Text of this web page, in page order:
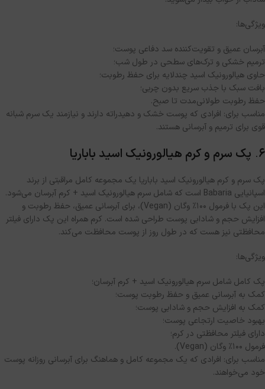
ویژگی‌ها:
آبرسان عمیق و تقویت‌کننده سد دفاعی پوست؛
ترمیم خشکی و ترک‌های سطحی در طول شب؛
حاوی هیالورونیک اسید چندلایه برای حفظ رطوبت؛
بافت سبک با جذب سریع بدون چربی؛
حفظ رطوبت طولانی‌مدت تا صبح.
مناسب برای: افرادی که پوست خشک و دهیدراته دارند و نیازمند یک سرم شبانه
قوی برای ترمیم و آبرسانی هستند.
۶. پک سرم و کرم هیالورونیک اسید باباریا
پک سرم و کرم هیالورونیک اسید باباریا یک مجموعه کامل مراقبتی از برند
اسپانیایی Babaria است که شامل سرم هیالورونیک اسید + کرم آبرسان می‌شود.
این پک با فرمول ۱۰۰٪ وگان
(Vegan)
، برای آبرسانی عمیق، حفظ رطوبت و
افزایش حجم و شادابی پوست طراحی شده است. کرم همراه این پک دارای فیلتر
محافظتی نیز هست که در طول روز از پوست محافظت می‌کند.
ویژگی‌ها:
پک کامل شامل سرم هیالورونیک اسید + کرم آبرسان؛
کمک به آبرسانی عمیق و حفظ رطوبت پوست؛
کمک به افزایش حجم و شادابی پوست؛
بهبود خاصیت ارتجاعی پوست؛
دارای فیلتر محافظتی در کرم؛
فرمول ۱۰۰٪ وگان
(Vegan).
مناسب برای: افرادی که یک مجموعه کامل و هماهنگ برای آبرسانی روزانه پوست
خود می‌خواهند.